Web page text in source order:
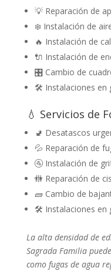
💡 Reparación de
❄️ Instalación de
🔥 Instalación de
🔌 Instalación de
🎛️ Cambio de
🛠️ Instalaciones en
💧 Servicios de
🚽 Desatascos
💦 Reparación de
🚰 Instalación de
🚻 Reparación de
🧱 Cambio de
🛠️ Instalaciones en
La alta densidad de
Sagrada Familia
como fugas de agua